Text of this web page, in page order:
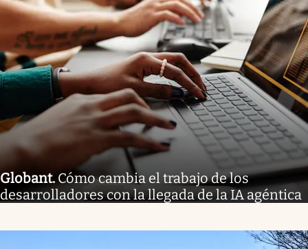
Globant. Cómo cambia el trabajo de los
desarrolladores con la llegada de la IA agéntica